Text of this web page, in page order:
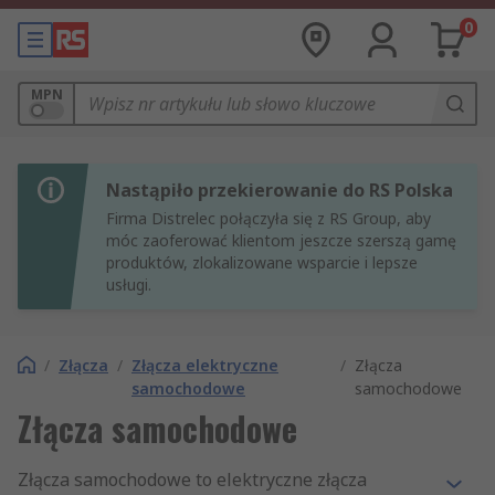
0
MPN
Nastąpiło przekierowanie do RS Polska
Firma Distrelec połączyła się z RS Group, aby
móc zaoferować klientom jeszcze szerszą gamę
produktów, zlokalizowane wsparcie i lepsze
usługi.
/ Złącza / Złącza elektryczne
samochodowe
/ Złącza
samochodowe
Złącza samochodowe
Złącza samochodowe to elektryczne złącza